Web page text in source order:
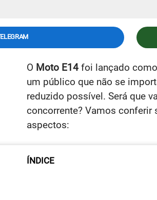
O Moto E14 foi lançado
um público que não se
reduzido possível. Será que
concorrente? Vamos conferir
aspectos:
ÍNDICE